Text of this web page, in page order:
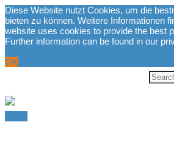
Diese Website nutzt Cookies, um die
bieten zu können. Weitere Informationen
website uses cookies to provide the best
Further information can be found in our
OK